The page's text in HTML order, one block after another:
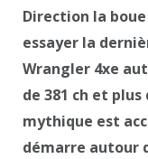
Direction la
essayer la
Wrangler 4xe
de 381 ch et plus
mythique est
démarre autour